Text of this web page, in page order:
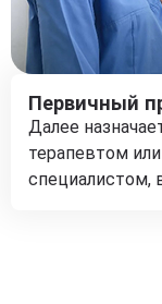
Первичный
Далее
терапевтом
специалистом,